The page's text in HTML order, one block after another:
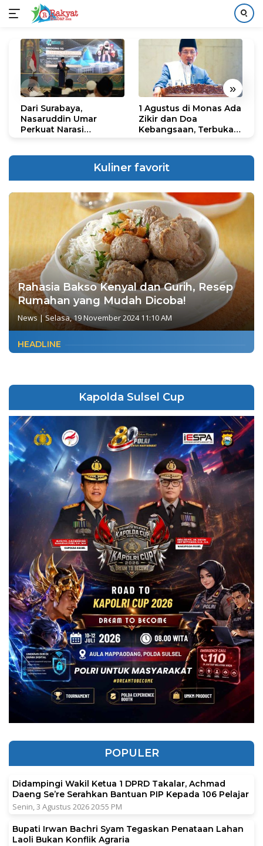
konten
« »
Dari Surabaya,
Nasaruddin Umar
Perkuat Narasi
1 Agustus di Monas Ada
Zikir dan Doa
Kebangsaan, Terbuka
Kuliner favorit
Rahasia Bakso Kenyal dan Gurih, Resep
Rumahan yang Mudah Dicoba!
News |Selasa, 19 November 2024 11:10 AM
HEADLINE
Kapolda Sulsel Cup
POPULER
Didampingi Wakil Ketua 1 DPRD Takalar, Achmad
Daeng Se’re Serahkan Bantuan PIP Kepada 106 Pelajar
Senin, 3 Agustus 2026 20:55 PM
Bupati Irwan Bachri Syam Tegaskan Penataan Lahan
Laoli Bukan Konflik Agraria